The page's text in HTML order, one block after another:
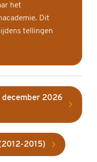
het
Dit
tellingen
december 2026
2015)